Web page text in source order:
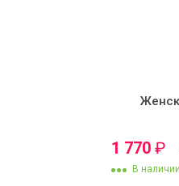
1 770 ₽
В наличии